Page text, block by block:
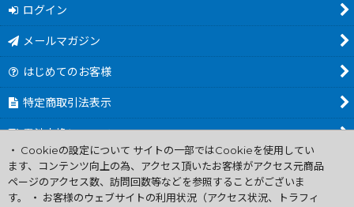
ログイン
メールマガジン
はじめてのお客様
特定商取引法表示
電池交換について
商品カテゴリ一覧
Worldwide Shipping Guide
・ Cookieの設定について サイトの一部ではCookieを使用してい
ます、コンテンツ向上の為、アクセス頂いたお客様がアクセス元商品
ページのアクセス数、訪問回数等などを参照することがございま
す。 ・ お客様のウェブサイトの利用状況（アクセス状況、トラフィ